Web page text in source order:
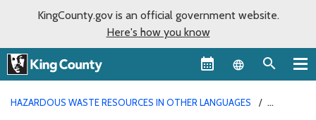
KingCounty.gov is an official government website.
Here's how you know
Language
HAZARDOUS WASTE RESOURCES IN OTHER LANGUAGES